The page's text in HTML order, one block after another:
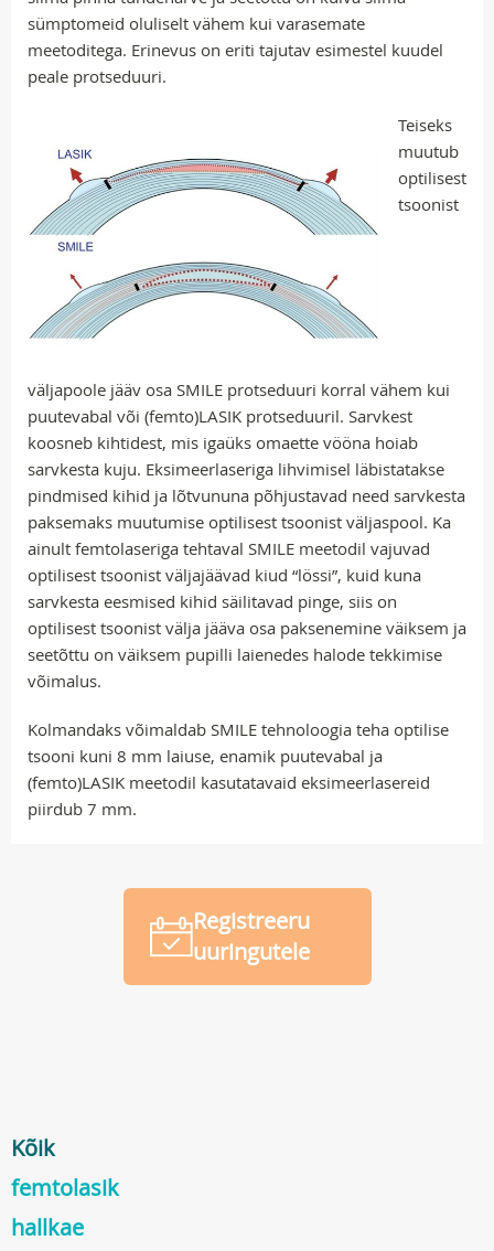
sümptomeid oluliselt vähem kui varasemate
meetoditega. Erinevus on eriti tajutav esimestel kuudel
peale protseduuri.
Teiseks
muutub
optilisest
tsoonist
väljapoole jääv osa SMILE protseduuri korral vähem kui
puutevabal või (femto)LASIK protseduuril. Sarvkest
koosneb kihtidest, mis igaüks omaette vööna hoiab
sarvkesta kuju. Eksimeerlaseriga lihvimisel läbistatakse
pindmised kihid ja lõtvununa põhjustavad need sarvkesta
paksemaks muutumise optilisest tsoonist väljaspool. Ka
ainult femtolaseriga tehtaval SMILE meetodil vajuvad
optilisest tsoonist väljajäävad kiud “lössi”, kuid kuna
sarvkesta eesmised kihid säilitavad pinge, siis on
optilisest tsoonist välja jääva osa paksenemine väiksem ja
seetõttu on väiksem pupilli laienedes halode tekkimise
võimalus.
Kolmandaks võimaldab SMILE tehnoloogia teha optilise
tsooni kuni 8 mm laiuse, enamik puutevabal ja
(femto)LASIK meetodil kasutatavaid eksimeerlasereid
piirdub 7 mm.
Registreeru
uuringutele
Kõik
femtolasik
hallkae